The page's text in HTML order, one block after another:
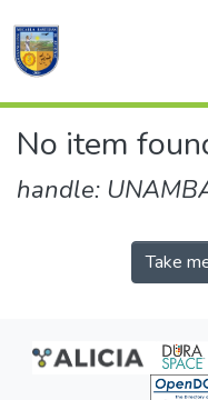
Communities &
No item
handle:
Take